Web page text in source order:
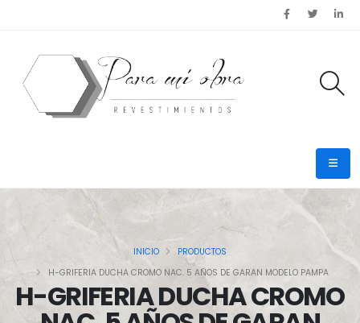
H-GRIFERIA DUCHA CROMO
INICIO
PRODUCTOS
H-GRIFERIA DUCHA CROMO NAC. 5 AÑOS DE GARAN MODELO PAMPA